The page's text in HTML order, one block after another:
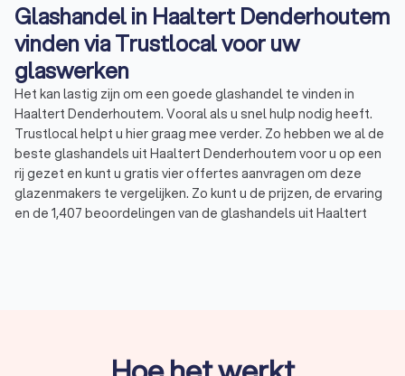
Glashandel in Haaltert Denderhoutem
vinden via Trustlocal voor uw
glaswerken
Het kan lastig zijn om een goede glashandel te vinden in
Haaltert Denderhoutem. Vooral als u snel hulp nodig heeft.
Trustlocal helpt u hier graag mee verder. Zo hebben we al de
beste glashandels uit Haaltert Denderhoutem voor u op een
rij gezet en kunt u gratis vier offertes aanvragen om deze
glazenmakers te vergelijken. Zo kunt u de prijzen, de ervaring
en de 1,407 beoordelingen van de glashandels uit Haaltert